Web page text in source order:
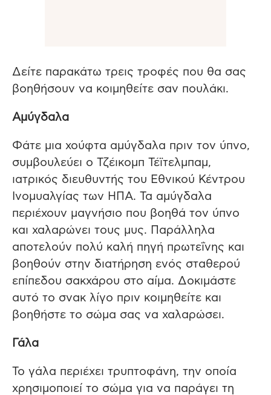
Δείτε παρακάτω τρεις τροφές που θα σας
βοηθήσουν να κοιμηθείτε σαν πουλάκι.
Αμύγδαλα
Φάτε μια χούφτα αμύγδαλα πριν τον ύπνο,
συμβουλεύει ο Τζέικομπ Τέϊτελμπαμ,
ιατρικός διευθυντής του Εθνικού Κέντρου
Ινομυαλγίας των ΗΠΑ. Τα αμύγδαλα
περιέχουν μαγνήσιο που βοηθά τον ύπνο
και χαλαρώνει τους μυς. Παράλληλα
αποτελούν πολύ καλή πηγή πρωτεΐνης και
βοηθούν στην διατήρηση ενός σταθερού
επίπεδου σακχάρου στο αίμα. Δοκιμάστε
αυτό το σνακ λίγο πριν κοιμηθείτε και
βοηθήστε το σώμα σας να χαλαρώσει.
Γάλα
Το γάλα περιέχει τρυπτοφάνη, την οποία
χρησιμοποιεί το σώμα για να παράγει τη